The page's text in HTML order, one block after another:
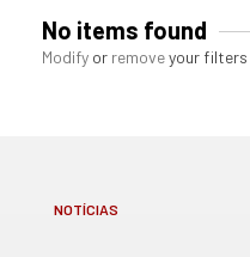
No items found
Modify or removeyour filters
NOTÍCIAS